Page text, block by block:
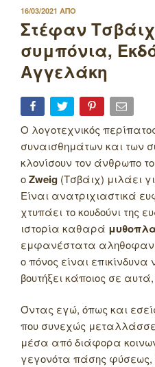
ΔΗΜΟΣΙΕΥΤΗΚΕ
ΣΤΙΣ
16/03/2021 ΑΠΟ
Στέφαν
συμπόνια,
Αγγελάκη
Ο λογοτεχνικός
συναισθημάτων και των
κλονίσουν τον άνθρωπο
οZweig (Τσβάιχ) μιλάει
Είναι ανατριχιαστικά
χτυπάει το κουδούνι της
ιστορία καθαρά
εμφανέστατα
ο πόνος είναι
βουτήξει κάποιος σε
Όντας εγώ, όπως και
που συνεχώς
μέσα από διάφορα
γεγονότα πάσης